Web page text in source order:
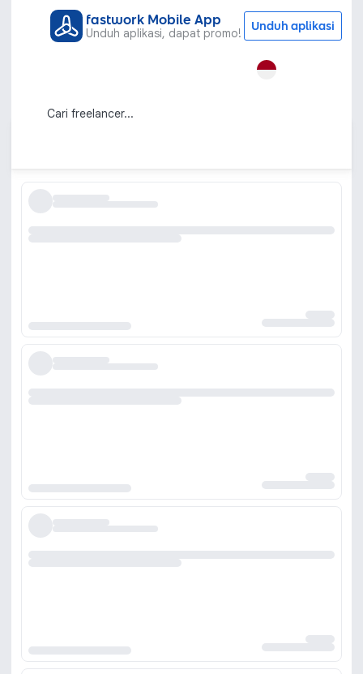
fastwork Mobile App
Unduh aplikasi, dapat promo! Unduh aplikasi
3D Rendering
Berbagai Kebutuhan